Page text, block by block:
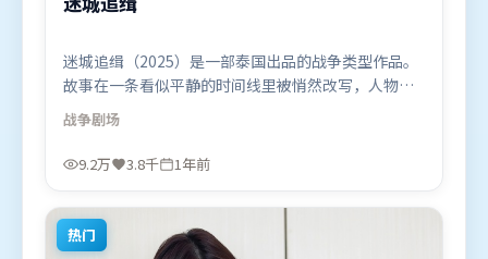
迷城追缉（2025）是一部泰国出品的战争类型作品。
故事在一条看似平静的时间线里被悄然改写，人物被
迫直面过去与现在的撕裂。动作场面设计讲究空间与
节奏，文戏部分同样扎实耐嚼。由陈思诚执导，廖
凡、周迅、朱一龙，孙艺珍、咏梅、堺雅人等联袂出
线，适合喜欢战争题材的观众观看。
战争剧场
9.2万 3.8千 1年前
热门